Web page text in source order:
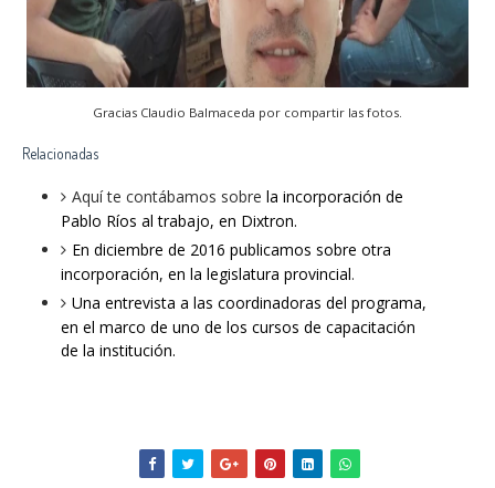
Gracias Claudio Balmaceda por compartir las fotos.
Relacionadas
Aquí te contábamos sobre la incorporación de
Pablo Ríos al trabajo, en Dixtron.
En diciembre de 2016 publicamos sobre otra
incorporación, en la legislatura provincial.
Una entrevista a las coordinadoras del programa,
en el marco de uno de los cursos de capacitación
de la institución.